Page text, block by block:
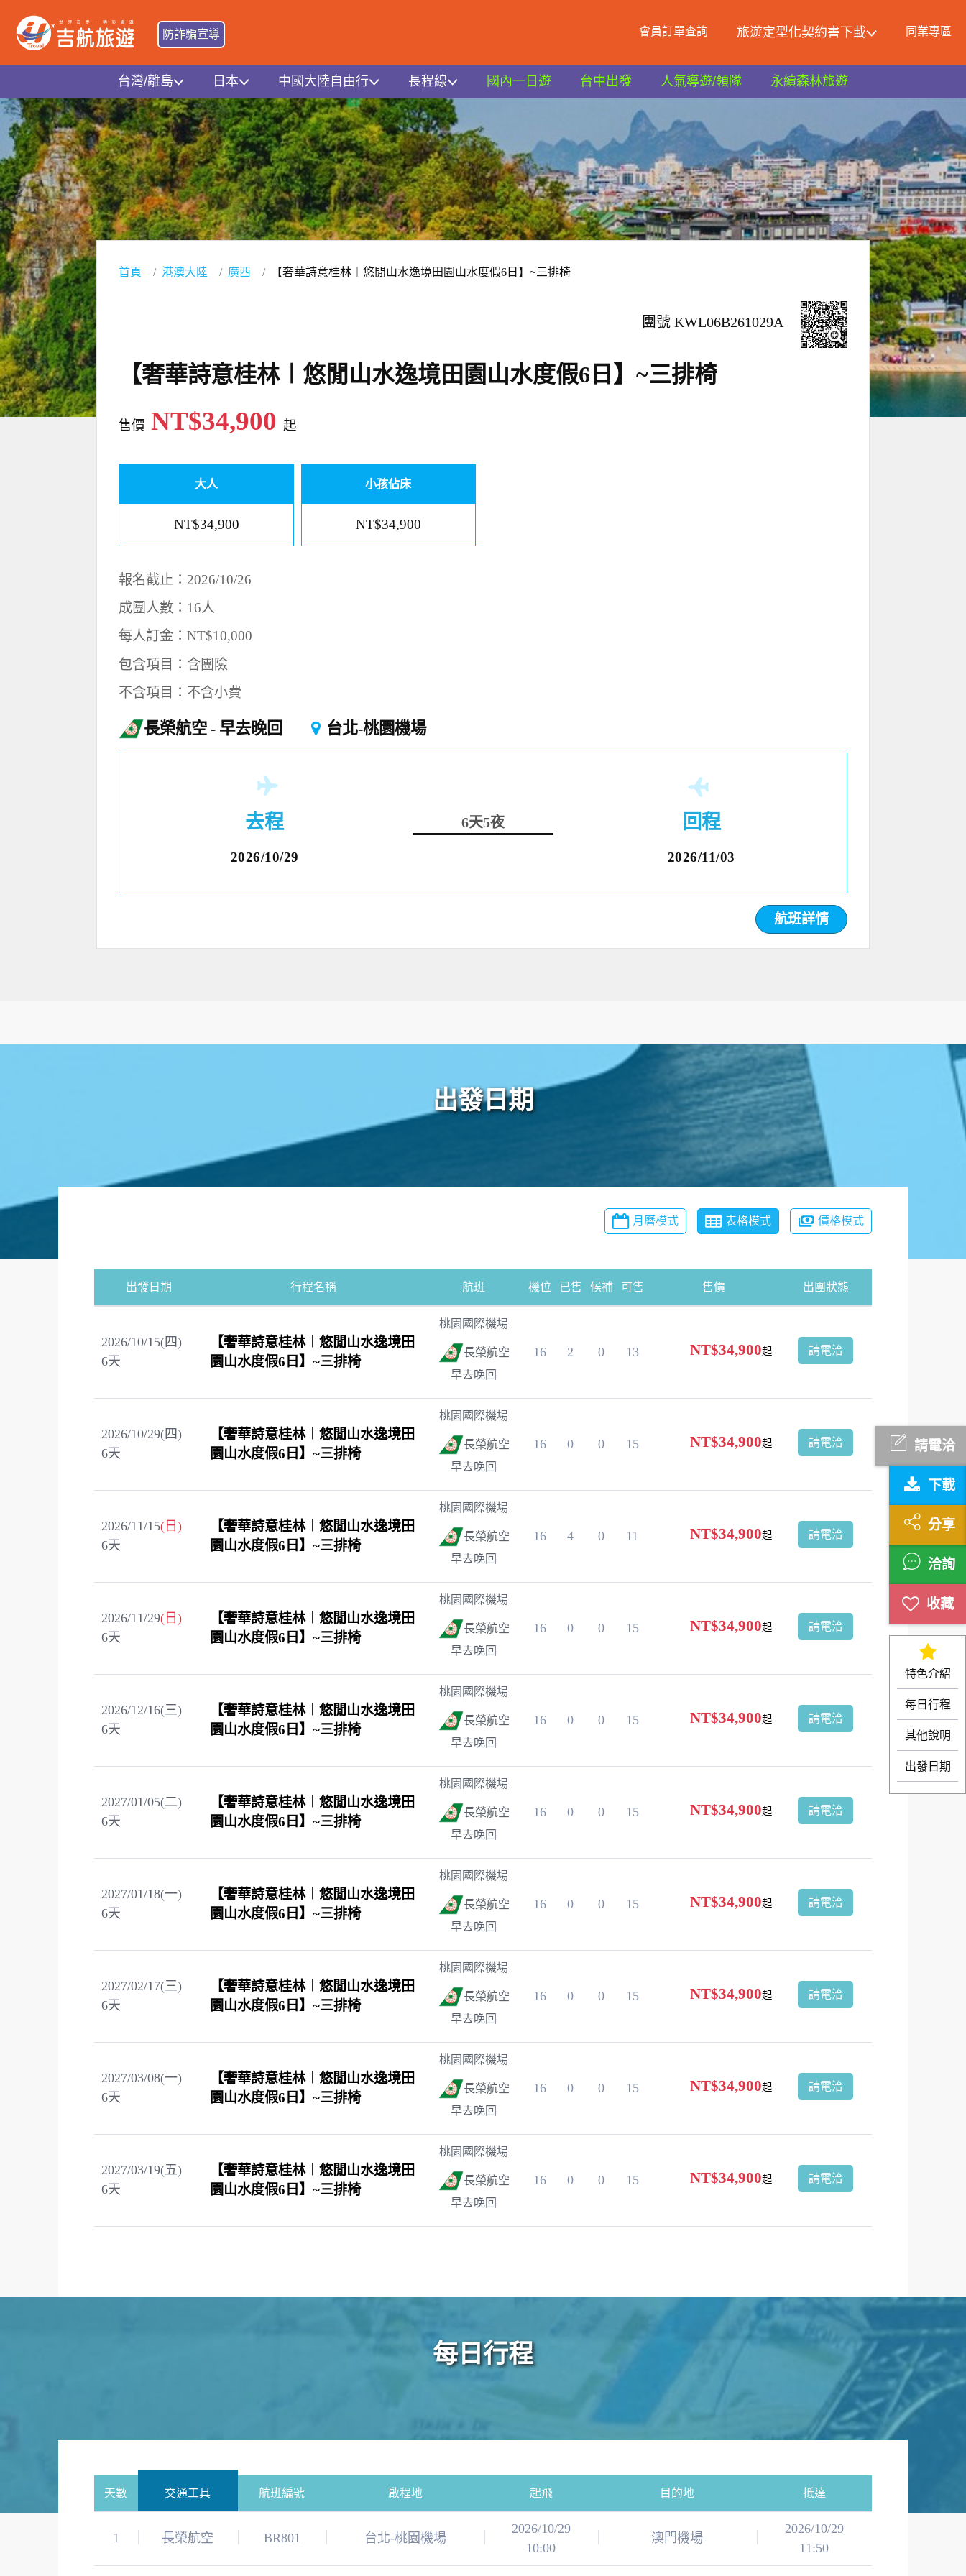
防詐騙宣導 會員訂單查詢 旅遊定型化契約書下載 同業專區
台灣/離島 日本 中國大陸自由行 長程線 國內一日遊 台中出發 人氣導遊/領隊 永續森林旅遊
請電洽
下載
分享
洽詢
特色介紹
每日行程
其他說明
出發日期
首頁 港澳大陸 廣西 【奢華詩意桂林︱悠閒山水逸境田園山水度假6日】~三排椅
團號 KWL06B261029A
【奢華詩意桂林︱悠閒山水逸境田園山水度假6日】~三排椅
售價 NT$34,900起
大人
NT$34,900
小孩佔床
NT$34,900
報名截止：2026/10/26
成團人數：16人
每人訂金：NT$10,000
包含項目：含團險
不含項目：不含小費
長榮航空 早去晚回 台北-桃園機場
去程
2026/10/29
6天5夜 回程
2026/11/03
航班詳情
每日行程
天數 交通工具 航班編號 啟程地 起飛 目的地 抵達
1 長榮航空 BR801 台北-桃園機場
2026/10/29
10:00
澳門機場
2026/10/29
11:50
出發日期
月曆模式 表格模式 價格模式
出發日期 行程名稱 航班 機位 已售 候補 可售 售價 出團狀態
2026/10/15(四)
6天
【奢華詩意桂林︱悠閒山水逸境田
園山水度假6日】~三排椅
桃園國際機場
長榮航空
早去晚回
16 2 0 13 NT$34,900起 請電洽
2026/10/29(四)
6天
【奢華詩意桂林︱悠閒山水逸境田
園山水度假6日】~三排椅
桃園國際機場
長榮航空
早去晚回
16 0 0 15 NT$34,900起 請電洽
2026/11/15(日)
6天
【奢華詩意桂林︱悠閒山水逸境田
園山水度假6日】~三排椅
桃園國際機場
長榮航空
早去晚回
16 4 0 11 NT$34,900起 請電洽
2026/11/29(日)
6天
【奢華詩意桂林︱悠閒山水逸境田
園山水度假6日】~三排椅
桃園國際機場
長榮航空
早去晚回
16 0 0 15 NT$34,900起 請電洽
2026/12/16(三)
6天
【奢華詩意桂林︱悠閒山水逸境田
園山水度假6日】~三排椅
桃園國際機場
長榮航空
早去晚回
16 0 0 15 NT$34,900起 請電洽
2027/01/05(二)
6天
【奢華詩意桂林︱悠閒山水逸境田
園山水度假6日】~三排椅
桃園國際機場
長榮航空
早去晚回
16 0 0 15 NT$34,900起 請電洽
2027/01/18(一)
6天
【奢華詩意桂林︱悠閒山水逸境田
園山水度假6日】~三排椅
桃園國際機場
長榮航空
早去晚回
16 0 0 15 NT$34,900起 請電洽
2027/02/17(三)
6天
【奢華詩意桂林︱悠閒山水逸境田
園山水度假6日】~三排椅
桃園國際機場
長榮航空
早去晚回
16 0 0 15 NT$34,900起 請電洽
2027/03/08(一)
6天
【奢華詩意桂林︱悠閒山水逸境田
園山水度假6日】~三排椅
桃園國際機場
長榮航空
早去晚回
16 0 0 15 NT$34,900起 請電洽
2027/03/19(五)
6天
【奢華詩意桂林︱悠閒山水逸境田
園山水度假6日】~三排椅
桃園國際機場
長榮航空
早去晚回
16 0 0 15 NT$34,900起 請電洽